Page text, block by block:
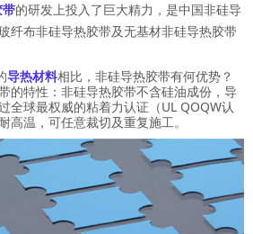
的研发上投入了巨大精力，是中国非硅导
纤布非硅导热胶带及无基材非硅导热胶带
导热材料相比，非硅导热胶带有何优势？
的特性：非硅导热胶带不含硅油成份，导
全球最权威的粘着力认证（UL QOQW认
高温，可任意裁切及重复施工。